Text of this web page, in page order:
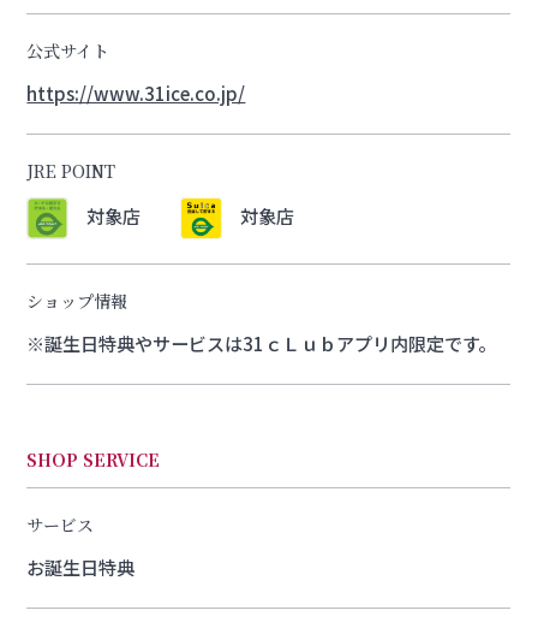
公式サイト
https://www.31ice.co.jp/
JRE POINT
対象店 対象店
ショップ情報
※誕生日特典やサービスは31ｃＬｕｂアプリ内限定です。
SHOP SERVICE
サービス
お誕生日特典